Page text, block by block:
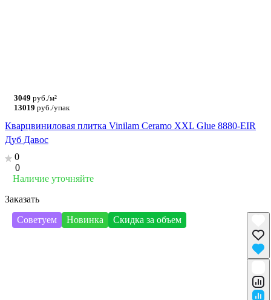
3049 руб./м²
13019 руб./упак
Кварцвиниловая плитка Vinilam Ceramo XXL Glue 8880-EIR
Дуб Давос
0
0
Наличие уточняйте
Заказать
Советуем
Новинка Скидка за объем